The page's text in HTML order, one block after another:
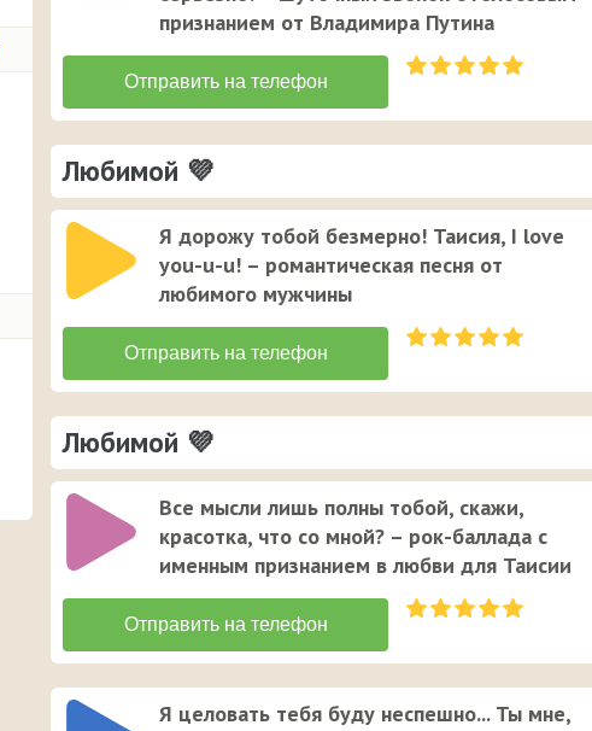
признанием от Владимира Путина
Любимой 💜
Я дорожу тобой безмерно! Таисия, I love
you-u-u! – романтическая песня от
любимого мужчины
Любимой 💜
Все мысли лишь полны тобой, скажи,
красотка, что со мной? – рок-баллада с
именным признанием в любви для Таисии
Я целовать тебя буду неспешно... Ты мне,